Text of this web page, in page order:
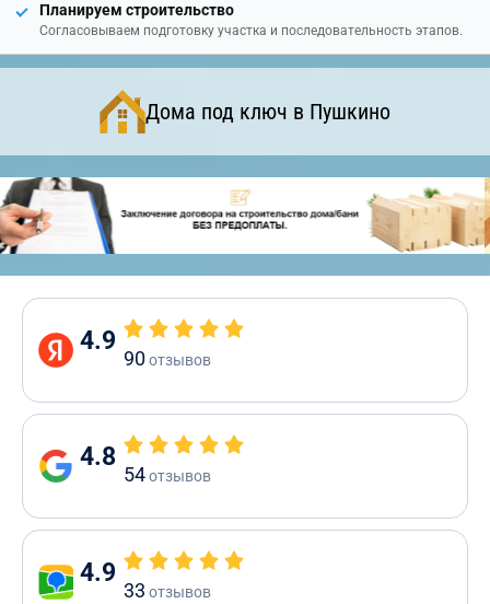
Планируем строительство
Согласовываем подготовку участка и последовательность этапов.
Дома под ключ в Пушкино
4.9
90отзывов
4.8
54отзывов
4.9
33 отзывов